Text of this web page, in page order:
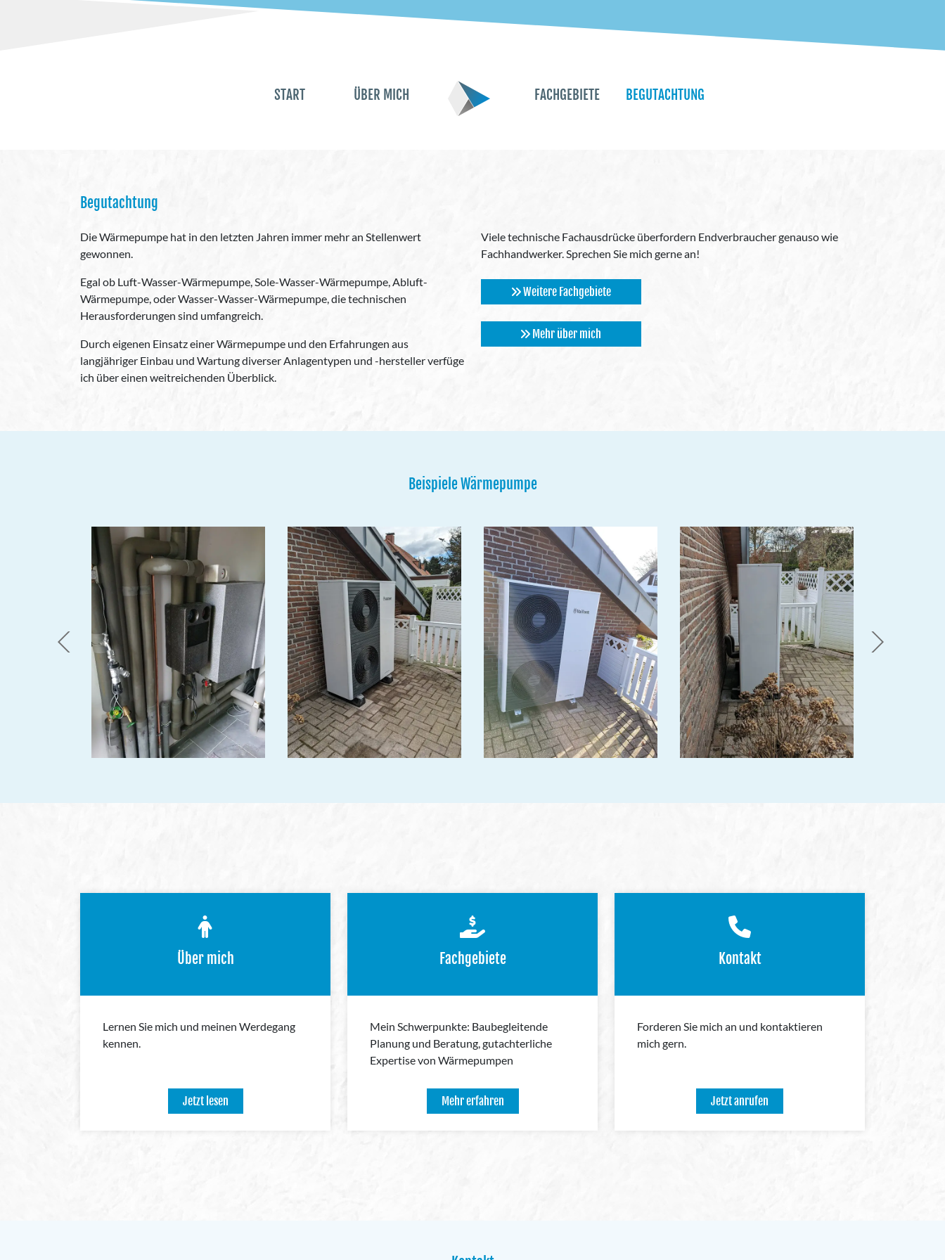
START ÜBER MICH FACHGEBIETE BEGUTACHTUNG
Begutachtung
Die Wärmepumpe hat in den letzten Jahren immer mehr an Stellenwert
gewonnen.
Egal ob Luft-Wasser-Wärmepumpe, Sole-Wasser-Wärmepumpe, Abluft-
Wärmepumpe, oder Wasser-Wasser-Wärmepumpe, die technischen
Herausforderungen sind umfangreich.
Durch eigenen Einsatz einer Wärmepumpe und den Erfahrungen aus
langjähriger Einbau und Wartung diverser Anlagentypen und -hersteller verfüge
ich über einen weitreichenden Überblick.
Viele technische Fachausdrücke überfordern Endverbraucher genauso wie
Fachhandwerker. Sprechen Sie mich gerne an!
Weitere Fachgebiete
Mehr über mich
Beispiele Wärmepumpe
Über mich
Lernen Sie mich und meinen Werdegang
kennen.
Jetzt lesen
Fachgebiete
Mein Schwerpunkte: Baubegleitende
Planung und Beratung, gutachterliche
Expertise von Wärmepumpen
Mehr erfahren
Kontakt
Forderen Sie mich an und kontaktieren
mich gern.
Jetzt anrufen